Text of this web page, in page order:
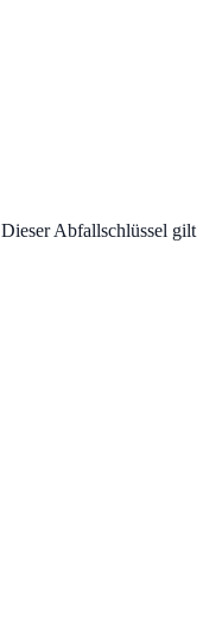
Dieser Abfallschlüssel gilt